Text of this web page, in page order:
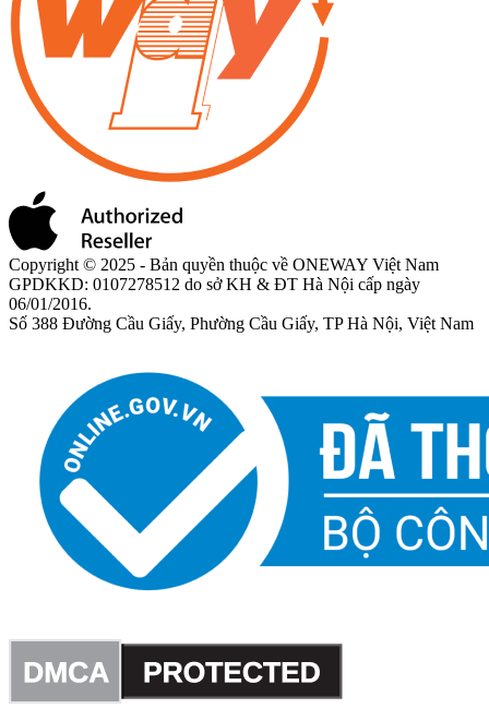
Copyright © 2025 - Bản quyền thuộc về ONEWAY Việt Nam
GPDKKD: 0107278512 do sở KH & ĐT Hà Nội cấp ngày
06/01/2016.
Số 388 Đường Cầu Giấy, Phường Cầu Giấy, TP Hà Nội, Việt Nam